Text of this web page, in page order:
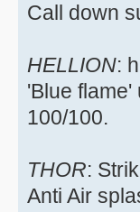
Call down
HELLION:
'Blue
100/100.
THOR:
Anti Air